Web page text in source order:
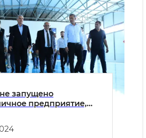
запущено
предприятие,
в год